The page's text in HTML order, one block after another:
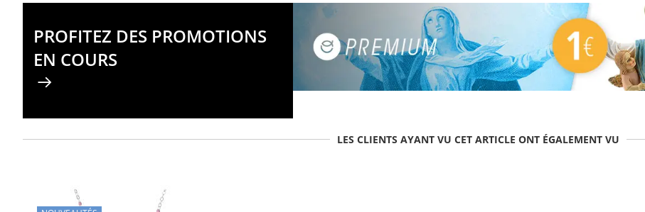
PROFITEZ DES PROMOTIONS
EN COURS
LES CLIENTS AYANT VU CET ARTICLE ONT ÉGALEMENT VU